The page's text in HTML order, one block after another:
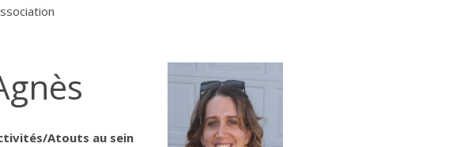
Atouts au sein